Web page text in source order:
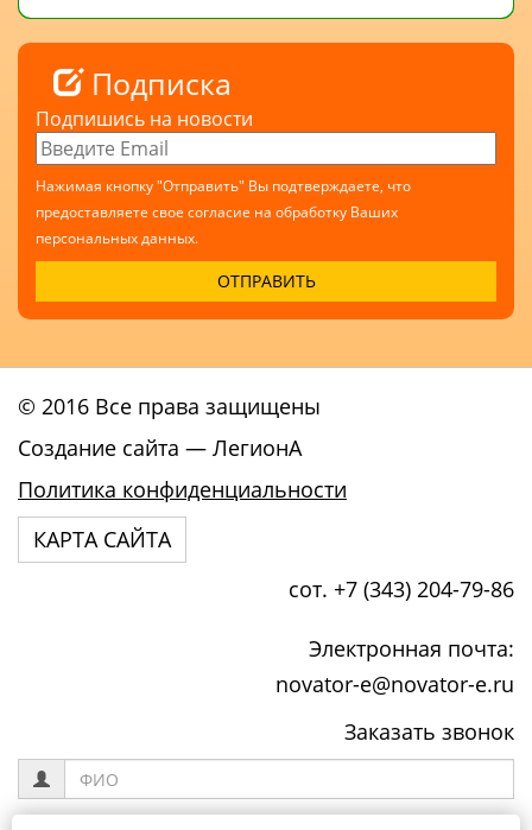
Подписка
Подпишись на новости
Нажимая кнопку "Отправить" Вы подтверждаете, что
предоставляете свое согласие на обработку Ваших
персональных данных.
© 2016 Все права защищены
Создание сайта — ЛегионА
Политика конфиденциальности
КАРТА САЙТА
сот. +7 (343) 204-79-86
Электронная почта:
novator-e@novator-e.ru
Заказать звонок